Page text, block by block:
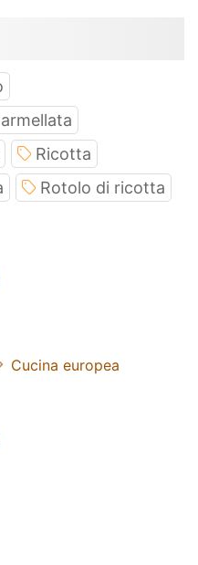
Ricotta
Rotolo di ricotta
Cucina europea